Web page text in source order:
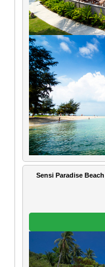
Sensi Paradise